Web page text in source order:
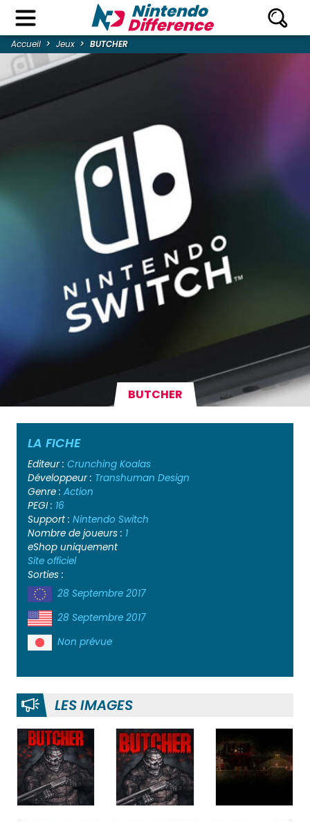
Accueil Jeux BUTCHER
BUTCHER
LA FICHE
Editeur : Crunching Koalas
Développeur : Transhuman Design
Genre : Action
PEGI : 16
Support : Nintendo Switch
Nombre de joueurs : 1
eShop uniquement
Site officiel
Sorties :
28 Septembre 2017
28 Septembre 2017
Non prévue
LES IMAGES